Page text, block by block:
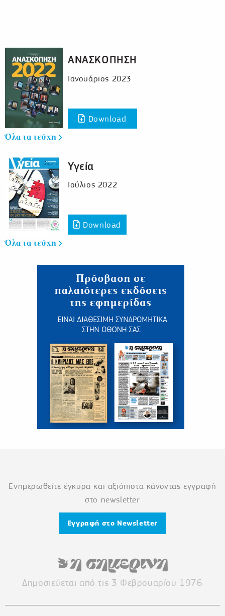
ΑΝΑΣΚΟΠΗΣΗ
Ιανουάριος 2023
Download
Όλα τα τεύχη
Υγεία
Ιούλιος 2022
Download
Όλα τα τεύχη
Ενημερωθείτε έγκυρα και αξιόπιστα κάνοντας εγγραφή
στο newsletter
Εγγραφή στο Newsletter
Δημοσιεύεται από τις 3 Φεβρουαρίου 1976